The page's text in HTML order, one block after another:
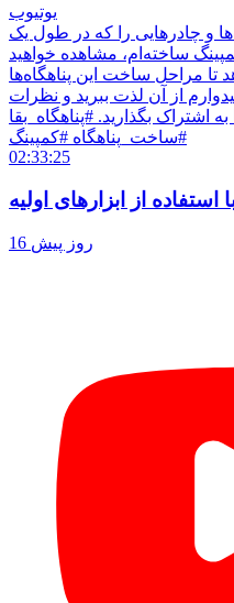
یوتیوب
و چادرهایی را که در طول یک
ساخته‌ام، مشاهده خواهید
تا مراحل ساخت این پناهگاه‌ها
امیدوارم از آن لذت ببرید و نظرات
اشتراک بگذارید. #پناهگاه_بقا
#ساخت_پناهگاه #کمپینگ
02:33:25
از ابزارهای اولیه
16 روز پیش